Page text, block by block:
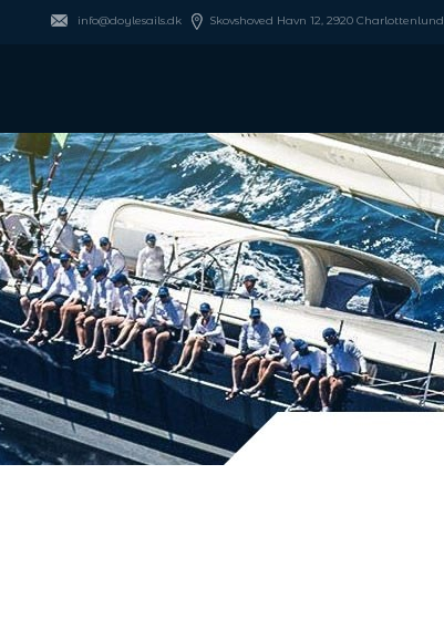
info@doylesails.dk Skovshoved Havn 12, 2920 Charlottenlund